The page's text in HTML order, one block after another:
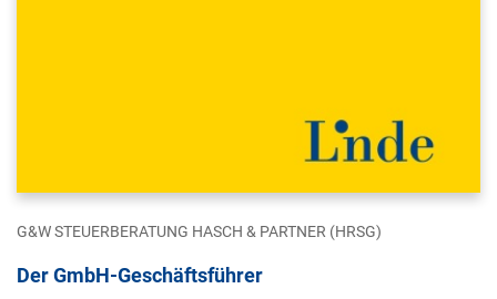
G&W STEUERBERATUNG HASCH & PARTNER (HRSG)
Der GmbH-Geschäftsführer